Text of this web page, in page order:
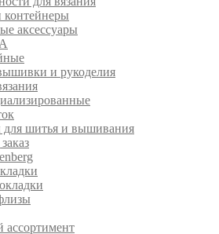
аксессуары
и рукоделия
для шитья и вышивания
ассортимент